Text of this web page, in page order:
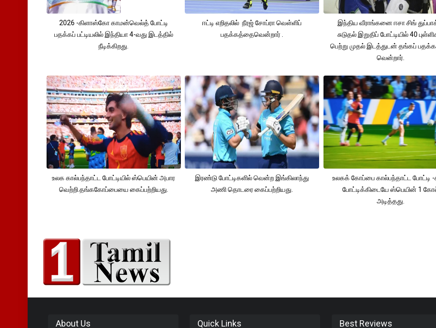
2026 -கிளாஸ்கோ காமன்வெல்த் போட்டி
பதக்கப் பட்டியலில் இந்தியா 4-வது இடத்தில்
நீடிக்கிறது.
ஈட்டி எறிதலில் நீரஜ் சோப்ரா வெள்ளிப்
பதக்கத்தைவென்றார் .
இந்திய வீராங்கனை ஈசா சிங்
சுடுதல் இறுதிப் போட்டியில் 40
பெற்று முதல் இடத்துடன் தங்கப்
வென்றார்.
உலக கால்பந்தாட்ட போட்டியில் ஸ்பெயின் அபார
வெற்றி.தங்ககோப்பையை கைப்பற்றியது.
இரண்டு போட்டிகளில் வென்ற இங்கிலாந்து
அணி தொடரை கைப்பற்றியது.
உலகக் கோப்பை கால்பந்தாட்ட போட்டி -
போட்டிக்கிடையே ஸ்பெயின் 1
அடித்தது.
About Us Quick Links Best Reviews